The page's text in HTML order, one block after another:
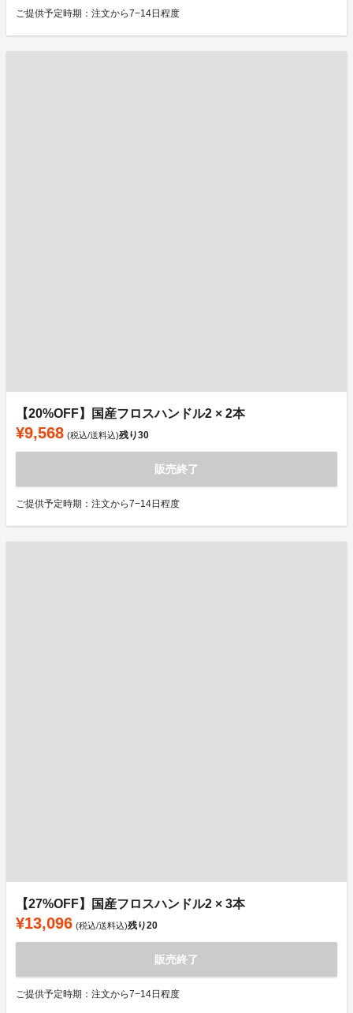
ご提供予定時期：注文から7−14日程度
【20%OFF】国産フロスハンドル2 × 2本
¥9,568 (税込/送料込)残り30
販売終了
ご提供予定時期：注文から7−14日程度
【27%OFF】国産フロスハンドル2 × 3本
¥13,096 (税込/送料込)残り20
販売終了
ご提供予定時期：注文から7−14日程度